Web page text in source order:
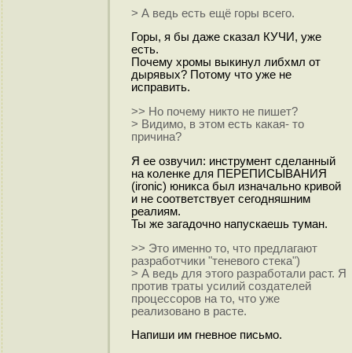
> А ведь есть ещё горы всего.
Горы, я бы даже сказал КУЧИ, уже
есть.
Почему хромы выкинул либхмл от
дырявых? Потому что уже не
исправить.
>> Но почему никто не пишет?
> Видимо, в этом есть какая- то
причина?
Я ее озвучил: инструмент сделанный
на коленке для ПЕРЕПИСЫВАНИЯ
(ironic) юникса был изначально кривой
и не соответствует сегодняшним
реалиям.
Ты же загадочно напускаешь туман.
>> Это именно то, что предлагают
разработчики "теневого стека")
> А ведь для этого разработали раст. Я
против траты усилий создателей
процессоров на то, что уже
реализовано в расте.
Напиши им гневное письмо.